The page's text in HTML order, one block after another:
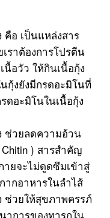
คือ เป็นแหล่งสาร
ราต้องการโปรตีน
อวัว ให้กินเนื้อกุ้ง
กุ้งยังมีกรดอะมิโนที่
ดอะมิโนในเนื้อกุ้ง
ช่วยลดความอ้วน
) สารสำคัญ
ยจะไม่ดูดซึมเข้าสู่
ากอาหารในลำไส้
ช่วยให้สุขภาพครรภ์
าการของทารกใน